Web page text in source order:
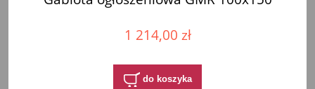
1 214,00 zł
do koszyka